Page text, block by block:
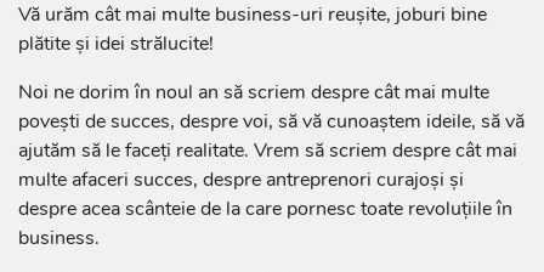
Vă urăm cât mai multe business-uri reuşite, joburi bine
plătite şi idei strălucite!
Noi ne dorim în noul an să scriem despre cât mai multe
poveşti de succes, despre voi, să vă cunoaştem ideile, să vă
ajutăm să le faceţi realitate. Vrem să scriem despre cât mai
multe afaceri succes, despre antreprenori curajoşi şi
despre acea scânteie de la care pornesc toate revoluţiile în
business.